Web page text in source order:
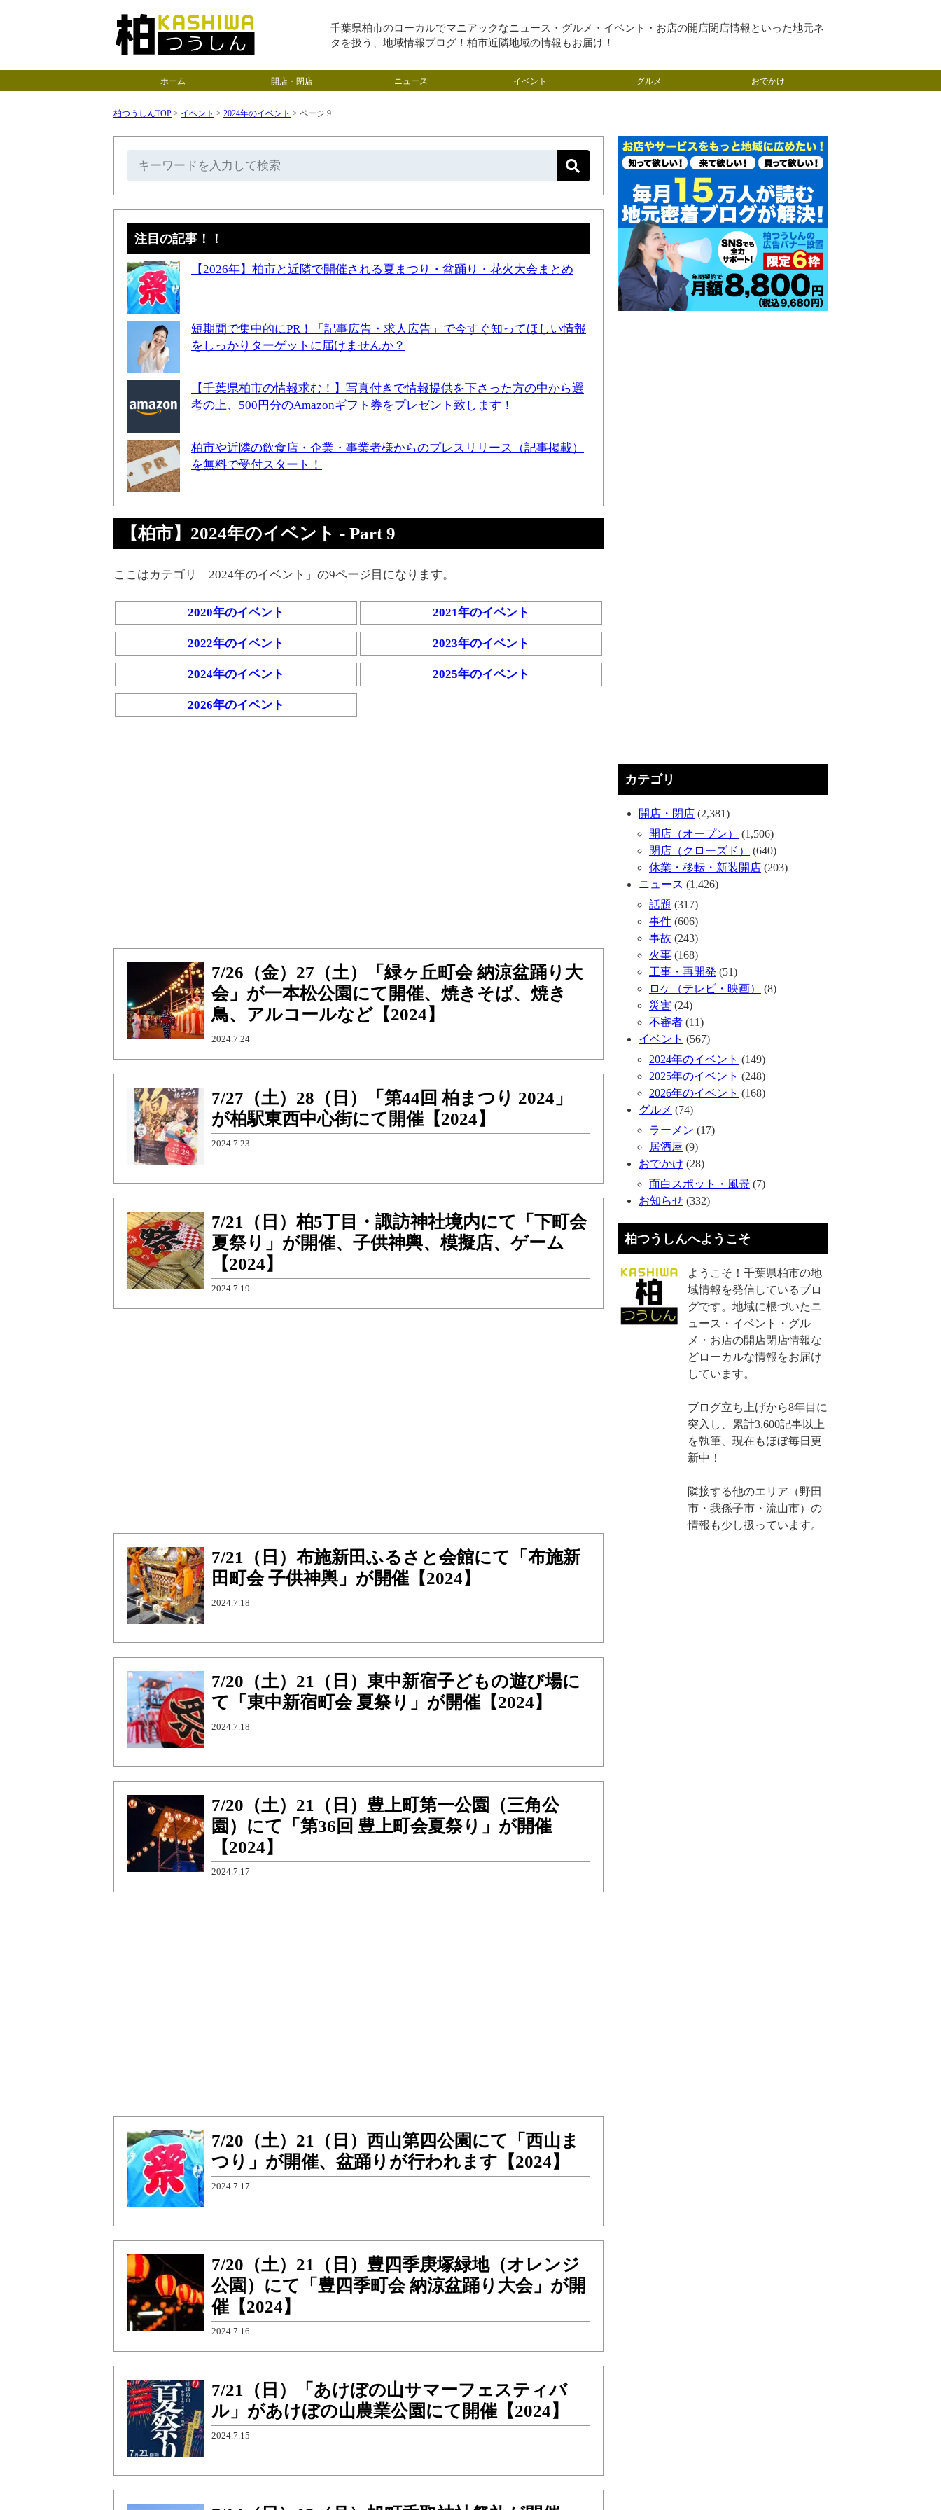
千葉県柏市のローカルでマニアックなニュース・グルメ・イベント・お店の開店閉店情報といった地元ネ
タを扱う、地域情報ブログ！柏市近隣地域の情報もお届け！
ホーム 開店・閉店 ニュース イベント グルメ おでかけ
柏つうしんTOP > イベント > 2024年のイベント > ページ 9
注目の記事！！
【2026年】柏市と近隣で開催される夏まつり・盆踊り・花火大会まとめ
短期間で集中的にPR！「記事広告・求人広告」で今すぐ知ってほしい情報
をしっかりターゲットに届けませんか？
【千葉県柏市の情報求む！】写真付きで情報提供を下さった方の中から選
考の上、500円分のAmazonギフト券をプレゼント致します！
柏市や近隣の飲食店・企業・事業者様からのプレスリリース（記事掲載）
を無料で受付スタート！
【柏市】2024年のイベント - Part 9
ここはカテゴリ「2024年のイベント」の9ページ目になります。
2020年のイベント 2021年のイベント
2022年のイベント 2023年のイベント
2024年のイベント 2025年のイベント
2026年のイベント
7/26（金）27（土）「緑ヶ丘町会 納涼盆踊り大
会」が一本松公園にて開催、焼きそば、焼き
鳥、アルコールなど【2024】
2024.7.24
7/27（土）28（日）「第44回 柏まつり 2024」
が柏駅東西中心街にて開催【2024】
2024.7.23
7/21（日）柏5丁目・諏訪神社境内にて「下町会
夏祭り」が開催、子供神輿、模擬店、ゲーム
【2024】
2024.7.19
7/21（日）布施新田ふるさと会館にて「布施新
田町会 子供神輿」が開催【2024】
2024.7.18
7/20（土）21（日）東中新宿子どもの遊び場に
て「東中新宿町会 夏祭り」が開催【2024】
2024.7.18
7/20（土）21（日）豊上町第一公園（三角公
園）にて「第36回 豊上町会夏祭り」が開催
【2024】
2024.7.17
7/20（土）21（日）西山第四公園にて「西山ま
つり」が開催、盆踊りが行われます【2024】
2024.7.17
7/20（土）21（日）豊四季庚塚緑地（オレンジ
公園）にて「豊四季町会 納涼盆踊り大会」が開
催【2024】
2024.7.16
7/21（日）「あけぼの山サマーフェスティバ
ル」があけぼの山農業公園にて開催【2024】
2024.7.15
カテゴリ
開店・閉店 (2,381)
開店（オープン）
(1,506)
閉店（クローズド）
(640)
休業・移転・新装開店 (203)
ニュース (1,426)
話題 (317)
事件 (606)
事故 (243)
火事 (168)
工事・再開発 (51)
ロケ（テレビ・映画）
(8)
災害 (24)
不審者 (11)
イベント (567)
2024年のイベント (149)
2025年のイベント (248)
2026年のイベント (168)
グルメ (74)
ラーメン (17)
居酒屋 (9)
おでかけ (28)
面白スポット・風景 (7)
お知らせ (332)
柏つうしんへようこそ
ようこそ！千葉県柏市の地
域情報を発信しているブロ
グです。地域に根づいたニ
ュース・イベント・グル
メ・お店の開店閉店情報な
どローカルな情報をお届け
しています。
ブログ立ち上げから8年目に
突入し、累計3,600記事以上
を執筆、現在もほぼ毎日更
新中！
隣接する他のエリア（野田
市・我孫子市・流山市）の
情報も少し扱っています。